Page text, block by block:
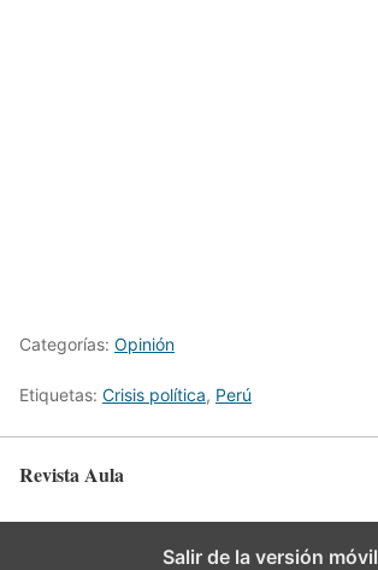
Categorías: Opinión
Etiquetas: Crisis política, Perú
Revista Aula
Salir de la versión móvil